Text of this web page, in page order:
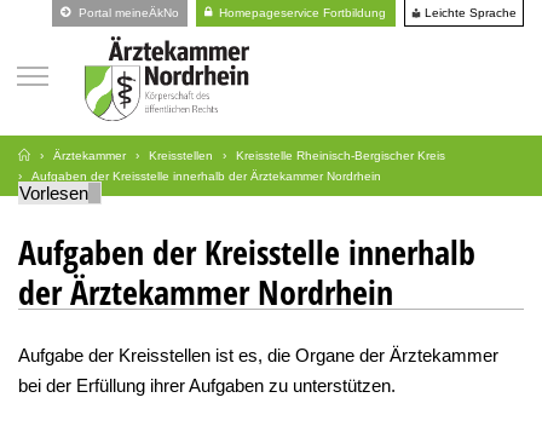
Portal meineÄkNo Homepageservice Fortbildung Leichte Sprache
Ärztekammer Kreisstellen
Kreisstelle Rheinisch-Bergischer Kreis
Aufgaben der Kreisstelle innerhalb der Ärztekammer Nordrhein
Vorlesen
Aufgaben der Kreisstelle innerhalb
der Ärztekammer Nordrhein
Aufgabe der Kreisstellen ist es, die Organe der Ärztekammer
bei der Erfüllung ihrer Aufgaben zu unterstützen.